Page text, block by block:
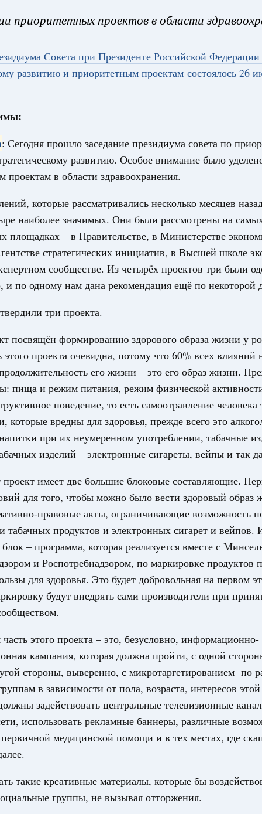
приоритетных проектов в области
Совета при Президенте Российской
развитию и приоритетным проектам состоялось 26
: Сегодня прошло заседание президиума совета по
развитию. Особое внимание было
проектам в области здравоохранения.
которые рассматривались несколько месяцев
наиболее значимых. Они были рассмотрены на
площадках – в Правительстве, в Министерстве
стратегических инициатив, в Высшей школе
сообществе. Из четырёх проектов три были
и по одному нам дана рекомендация ещё по некоторой
три проекта.
посвящён формированию здорового образа жизни у
этого проекта очевидна, потому что 60% всех влияний
его жизни – это его образ жизни.
пища и режим питания, режим физической
поведение, то есть самоотравление человека
которые вредны для здоровья, прежде всего это
при их неумеренном употреблении, табачные
изделий – электронные сигареты, вейпы и так
имеет две большие блоковые составляющие.
для того, чтобы можно было вести здоровый образ
правовые акты, ограничивающие возможность
табачных продуктов и электронных сигарет и вейпов.
– программа, которая реализуется вместе с
и Роспотребнадзором, по маркировке продуктов
для здоровья. Это будет добровольная на первом
будут внедрять сами производители при
этого проекта – это, безусловно, информационно-
кампания, которая должна пройти, с одной
стороны, выверенно, с микротаргетированием по
в зависимости от пола, возраста, интересов
задействовать центральные телевизионные
использовать рекламные баннеры, различные
медицинской помощи и в тех местах, где
такие креативные материалы, которые бы
группы, не вызывая отторжения.
информация в
и
четверг
России, Минобрнауки России,Минсельхоз России,
«Роскосмос» Госкорпорация «Росатом» 6 августа 2026
итогам стратегической сессии о
научно-технологическим развитием
среда
стратегической сессии,
труда
Омской области в рамках
июля, пятница
отдельных категорий граждан
более 7,4 млрд рублей на предоставление
ЖКУ отдельным категориям граждан
Федерации. Межбюджетные отношения
по бюджетным кредитам ещё двум
р
и ликвидация их последствий
финансирование Дагестану и Чечне
р и распоряжение от 30 июля 2026 года №2033-р
июля, четверг
бензина и дизельного топлива
запрет на вывоз отдельных видов
для повышения доступности
финансирование на поддержку
3
17
31
С
Для
сервисом
Архив
Email